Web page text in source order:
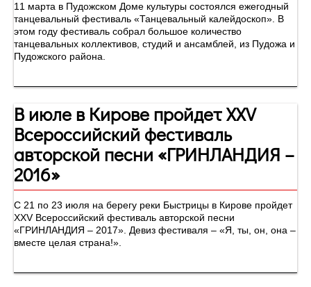
11 марта в Пудожском Доме культуры состоялся ежегодный
танцевальный фестиваль «Танцевальный калейдоскоп». В
этом году фестиваль собрал большое количество
танцевальных коллективов, студий и ансамблей, из Пудожа и
Пудожского района.
В июле в Кирове пройдет XXV
Всероссийский фестиваль
авторской песни «ГРИНЛАНДИЯ –
2016»
С 21 по 23 июля на берегу реки Быстрицы в Кирове пройдет
XXV Всероссийский фестиваль авторской песни
«ГРИНЛАНДИЯ – 2017». Девиз фестиваля – «Я, ты, он, она –
вместе целая страна!».